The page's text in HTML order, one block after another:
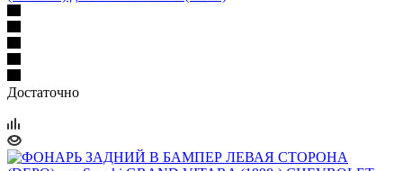
Достаточно